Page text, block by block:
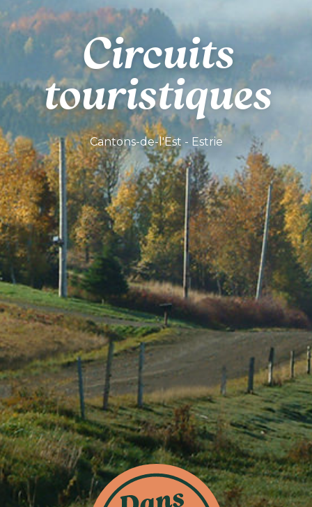
Circuits
touristiques
Cantons-de-l'Est - Estrie